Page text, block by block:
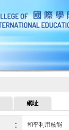
網址
: 和平利用核能